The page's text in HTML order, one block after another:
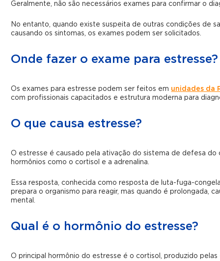
Geralmente, não são necessários exames para confirmar o
No entanto, quando existe suspeita de outras condições de
causando os sintomas, os exames podem ser solicitados.
Onde fazer o exame para estresse?
Os exames para estresse podem ser feitos em unidades da
com profissionais capacitados e estrutura moderna para
O que causa estresse?
O estresse é causado pela ativação do sistema de defesa do
hormônios como o cortisol e a adrenalina.
Essa resposta, conhecida como resposta de luta-fuga-
prepara o organismo para reagir, mas quando é prolongada,
mental.
Qual é o hormônio do estresse?
O principal hormônio do estresse é o cortisol, produzido pelas